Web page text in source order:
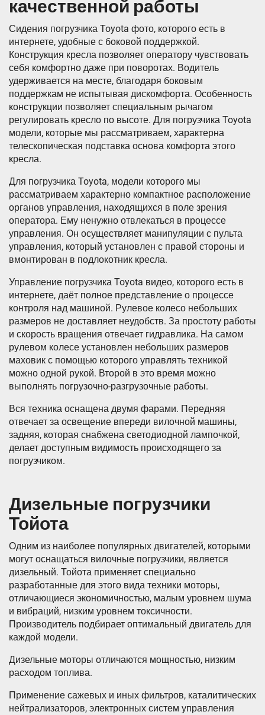
качественной работы
Сидения погрузчика Toyota фото, которого есть в
интернете, удобные с боковой поддержкой.
Конструкция кресла позволяет оператору чувствовать
себя комфортно даже при поворотах. Водитель
удерживается на месте, благодаря боковым
поддержкам не испытывая дискомфорта. Особенность
конструкции позволяет специальным рычагом
регулировать кресло по высоте. Для погрузчика Toyota
модели, которые мы рассматриваем, характерна
телескопическая подставка основа комфорта этого
кресла.
Для погрузчика Toyota, модели которого мы
рассматриваем характерно компактное расположение
органов управления, находящихся в поле зрения
оператора. Ему ненужно отвлекаться в процессе
управления. Он осуществляет манипуляции с пульта
управления, который установлен с правой стороны и
вмонтирован в подлокотник кресла.
Управление погрузчика Toyota видео, которого есть в
интернете, даёт полное представление о процессе
контроля над машиной. Рулевое колесо небольших
размеров не доставляет неудобств. За простоту работы
и скорость вращения отвечает гидравлика. На самом
рулевом колесе установлен небольших размеров
маховик с помощью которого управлять техникой
можно одной рукой. Второй в это время можно
выполнять погрузочно-разгрузочные работы.
Вся техника оснащена двумя фарами. Передняя
отвечает за освещение впереди вилочной машины,
задняя, которая снабжена светодиодной лампочкой,
делает доступным видимость происходящего за
погрузчиком.
Дизельные погрузчики
Тойота
Одним из наиболее популярных двигателей, которыми
могут оснащаться вилочные погрузчики, является
дизельный. Тойота применяет специально
разработанные для этого вида техники моторы,
отличающиеся экономичностью, малым уровнем шума
и вибраций, низким уровнем токсичности.
Производитель подбирает оптимальный двигатель для
каждой модели.
Дизельные моторы отличаются мощностью, низким
расходом топлива.
Применение сажевых и иных фильтров, каталитических
нейтрализаторов, электронных систем управления